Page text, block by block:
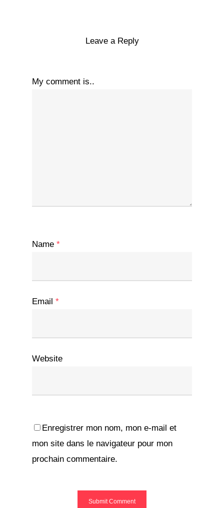
Leave a Reply
My comment is..
Name *
Email *
Website
Enregistrer mon nom, mon e-mail et
mon site dans le navigateur pour mon
prochain commentaire.